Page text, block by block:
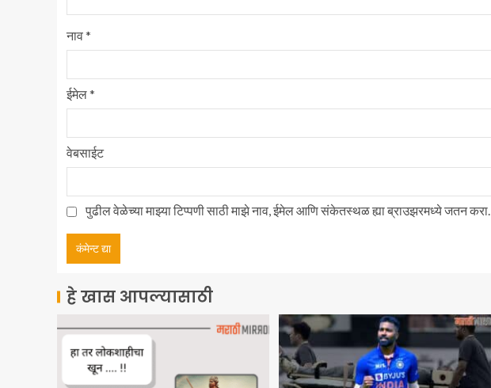
नाव*
ईमेल*
वेबसाईट
पुढील वेळेच्या माझ्या टिप्पणी साठी माझे नाव, ईमेल आणि संकेतस्थळ ह्या ब्राउझरमध्ये जतन करा.
हे खास आपल्यासाठी